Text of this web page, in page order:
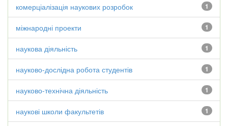
1
комерціалізація наукових розробок
1
міжнародні проекти
1
наукова діяльність
1
науково-дослідна робота студентів
1
науково-технічна діяльність
1
наукові школи факультетів